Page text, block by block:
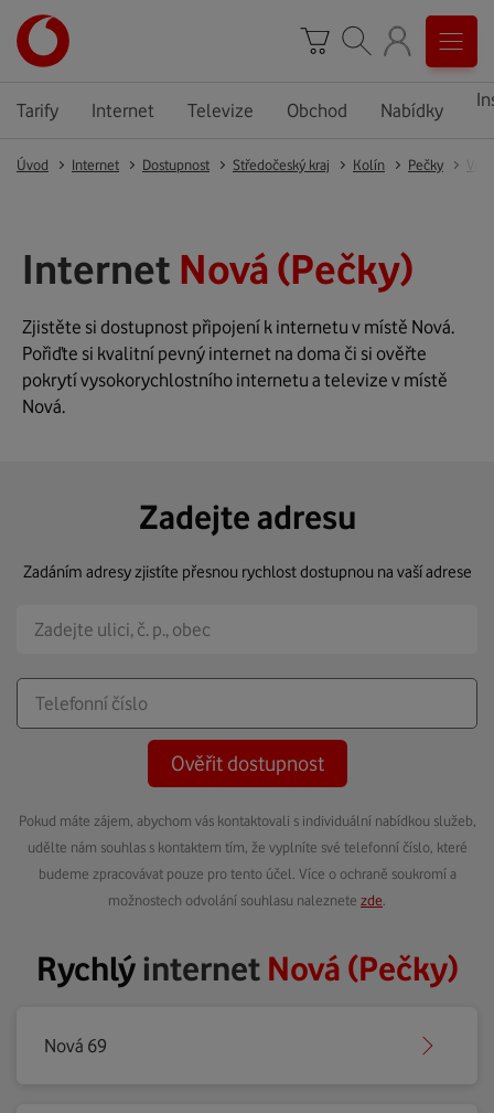
Tarify Internet Televize Obchod Nabídky
Úvod Internet Dostupnost Středočeský kraj Kolín Pečky
Internet Nová (Pečky)
Zjistěte si dostupnost připojení k internetu v místě Nová.
Pořiďte si kvalitní pevný internet na doma či si ověřte
pokrytí vysokorychlostního internetu a televize v místě
Nová.
Zadejte adresu
Zadáním adresy zjistíte přesnou rychlost dostupnou na vaší adrese
Ověřit dostupnost
Pokud máte zájem, abychom vás kontaktovali s individuální nabídkou služeb,
udělte nám souhlas s kontaktem tím, že vyplníte své telefonní číslo, které
budeme zpracovávat pouze pro tento účel. Více o ochraně soukromí a
možnostech odvolání souhlasu naleznete zde
Rychlýinternet Nová (Pečky)
Nová 69